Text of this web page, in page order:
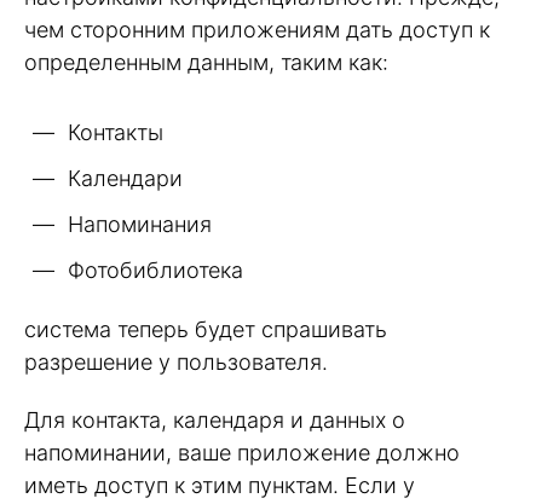
чем сторонним приложениям дать доступ к
определенным данным, таким как:
Контакты
Календари
Напоминания
Фотобиблиотека
система теперь будет спрашивать
разрешение у пользователя.
Для контакта, календаря и данных о
напоминании, ваше приложение должно
иметь доступ к этим пунктам. Если у